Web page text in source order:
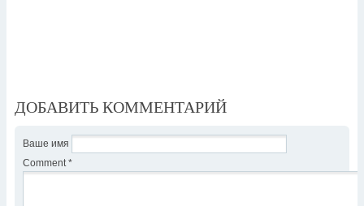
ДОБАВИТЬ КОММЕНТАРИЙ
Ваше имя
Comment *